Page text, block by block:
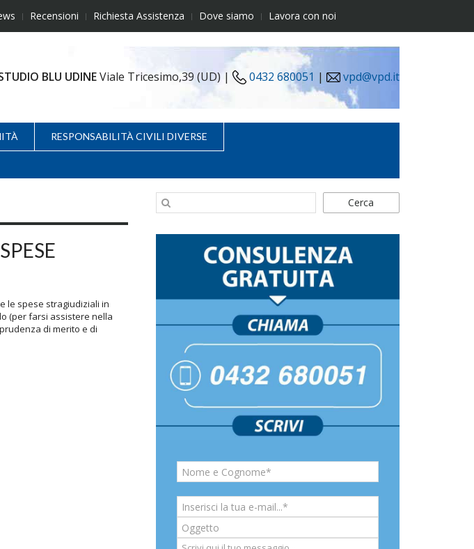
Recensioni Richiesta Assistenza Dove siamo Lavora con noi
BLU UDINEViale Tricesimo,39 (UD) | 0432 680051 | vpd@vpd.it
RESPONSABILITÀ CIVILI DIVERSE
le spese stragiudiziali in
(per farsi assistere nella
di merito e di
Cerca